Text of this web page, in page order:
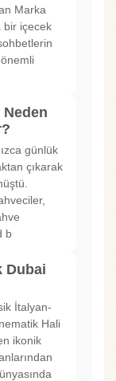
Marka
bir içecek
günlük
çıkarak
b
Dubai
İtalyan-
Hali
ikonik